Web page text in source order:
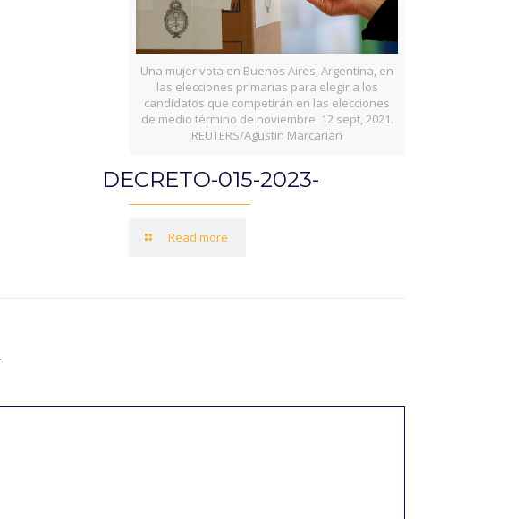
Una mujer vota en Buenos Aires, Argentina, en
las elecciones primarias para elegir a los
candidatos que competirán en las elecciones
de medio término de noviembre. 12 sept, 2021.
REUTERS/Agustin Marcarian
DECRETO-015-2023-
Read more